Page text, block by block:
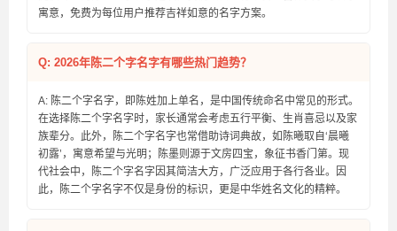
寓意，免费为每位用户推荐吉祥如意的名字方案。
Q: 2026年陈二个字名字有哪些热门趋势？
A: 陈二个字名字，即陈姓加上单名，是中国传统命名中常见的形式。
在选择陈二个字名字时，家长通常会考虑五行平衡、生肖喜忌以及家
族辈分。此外，陈二个字名字也常借助诗词典故，如陈曦取自‘晨曦
初露’，寓意希望与光明；陈墨则源于文房四宝，象征书香门第。现
代社会中，陈二个字名字因其简洁大方，广泛应用于各行各业。因
此，陈二个字名字不仅是身份的标识，更是中华姓名文化的精粹。